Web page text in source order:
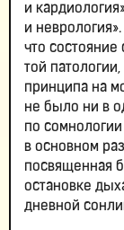
и
и
что состояние
той
принципа на
не было ни в
по
в основном
посвященная
остановке
дневной